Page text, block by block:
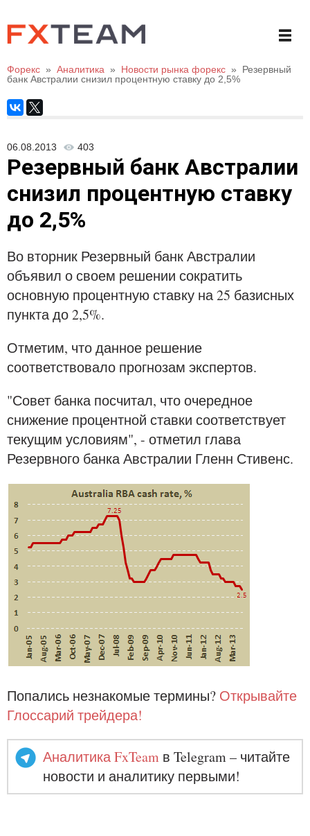
Форекс » Аналитика » Новости рынка форекс »
Резервный
банк Австралии снизил процентную ставку до 2,5%
06.08.2013 403
Резервный банк Австралии
снизил процентную ставку
до 2,5%
Во вторник Резервный банк Австралии
объявил о своем решении сократить
основную процентную ставку на 25 базисных
пункта до 2,5%.
Отметим, что данное решение
соответствовало прогнозам экспертов.
"Совет банка посчитал, что очередное
снижение процентной ставки соответствует
текущим условиям", - отметил глава
Резервного банка Австралии Гленн Стивенс.
Попались незнакомые термины? Открывайте
Глоссарий трейдера!
Аналитика FxTeam в Telegram – читайте
новости и аналитику первыми!